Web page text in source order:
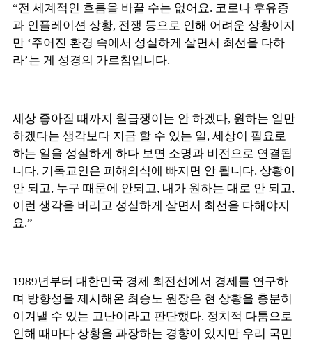
“전 세계적인 흐름을 바꿀 수는 없어요. 코로나 후유증
과 인플레이션 상황, 전쟁 등으로 인해 어려운 상황이지
만 ‘주어진 환경 속에서 성실하게 살면서 최선을 다하
라’는 게 성경의 가르침입니다.
세상 좋아질 때까지 월급쟁이는 안 하겠다, 원하는 일만
하겠다는 생각보다 지금 할 수 있는 일, 세상이 필요로
하는 일을 성실하게 하다 보면 소명과 비전으로 연결됩
니다. 기독교인은 피해의식에 빠지면 안 됩니다. 상황이
안 되고, 누구 때문에 안되고, 내가 원하는 대로 안 되고,
이런 생각을 버리고 성실하게 살면서 최선을 다해야지
요.”
1989년부터 대한민국 경제 최전선에서 경제를 연구하
며 방향성을 제시해온 최승노 원장은 현 상황을 충분히
이겨낼 수 있는 고난이라고 판단했다. 정치적 다툼으로
인해 때마다 상황을 과장하는 경향이 있지만 우리 국민